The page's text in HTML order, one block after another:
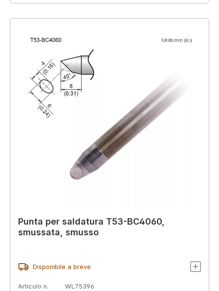
Punta per saldatura T53-BC4060,
smussata, smusso
Disponibile a breve
Articolo n.
WL75396